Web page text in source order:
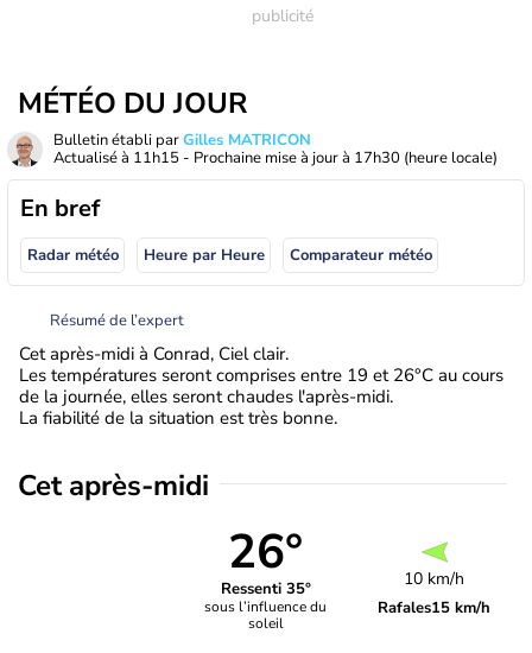
MÉTÉO DU JOUR
Bulletin établi parGilles MATRICON
Actualisé à 11h15 - Prochaine mise à jour à 17h30 (heure locale)
En bref
Radar météo Heure par Heure Comparateur météo
Résumé de l’expert
Cet après-midi à Conrad, Ciel clair.
Les températures seront comprises entre 19 et 26°C au cours
de la journée, elles seront chaudes l'après-midi.
La fiabilité de la situation est très bonne.
Cet après-midi
26°
Ressenti 35°
sous l’influence du
soleil
10 km/h
Rafales15 km/h